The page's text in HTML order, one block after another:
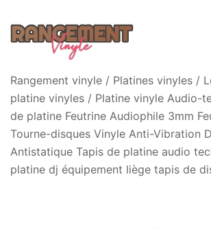
content
Rangement vinyle
Rangement vinyle / Platines vinyles /
platine vinyles / Platine vinyle Audio-
de platine Feutrine Audiophile 3mm
Tourne-disques Vinyle Anti-Vibration
Antistatique Tapis de platine audio
platine dj équipement liège tapis de